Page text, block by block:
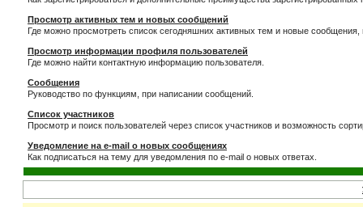
Просмотр активных тем и новых сообщений
Где можно просмотреть список сегодняшних активных тем и новые
Просмотр информации профиля пользователей
Где можно найти контактную информацию пользователя.
Сообщения
Руководство по функциям, при написании сообщений.
Список участников
Просмотр и поиск пользователей через список участников и возможность
Уведомление на e-mail о новых сообщениях
Как подписаться на тему для уведомления по e-mail о новых ответах.